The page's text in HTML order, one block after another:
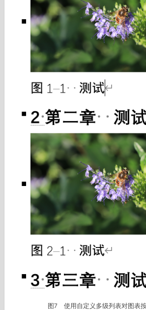
图7 使用自定义多级列表对图表